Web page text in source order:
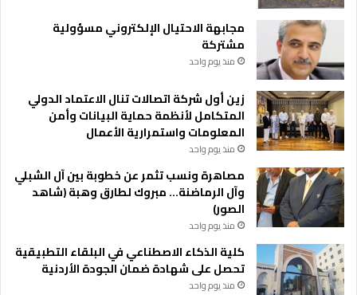
مجابهة الاحتيال الإلكتروني مسؤولية
مشتركة
منذ يوم واحد
زين أول شركة اتصالات تنال الاعتماد الدولي
المتكامل لأنظمة حماية البيانات وأمن
المعلومات واستمرارية الأعمال
منذ يوم واحد
مصاهرة ونسب تثمر عن خطوبة بين آل الشبلي
وآل الرماضنة… مبروك لطارق وهبة (شاهد
الصور)
منذ يوم واحد
كلية الذكاء الاصطناعي في البلقاء التطبيقية
تحصل على شهادة ضمان الجودة الأردنية
منذ يوم واحد